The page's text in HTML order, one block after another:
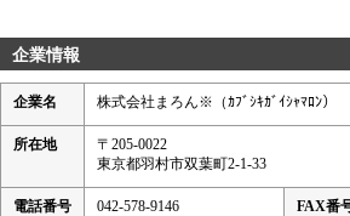
企業情報
企業名 株式会社まろん※（ｶﾌﾞｼｷｶﾞｲｼｬﾏﾛﾝ）
所在地
〒205-0022
東京都羽村市双葉町2-1-33
電話番号 042-578-9146 FAX番